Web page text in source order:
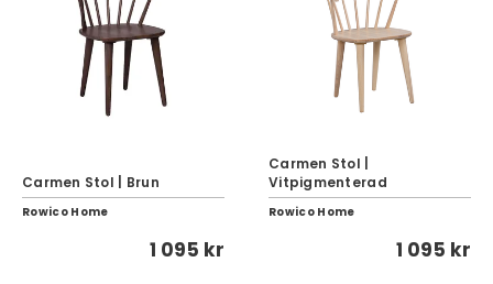
Carmen Stol | Brun
Rowico Home
1 095 kr
Carmen Stol |
Vitpigmenterad
Rowico Home
1 095 kr